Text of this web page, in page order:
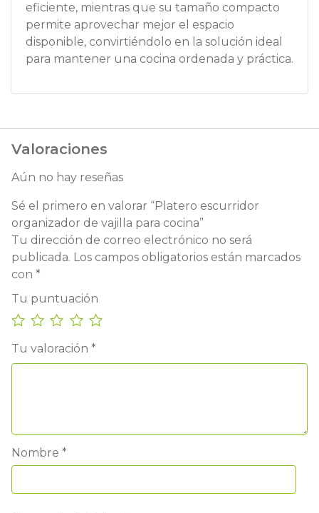
eficiente, mientras que su tamaño compacto
permite aprovechar mejor el espacio
disponible, convirtiéndolo en la solución ideal
para mantener una cocina ordenada y práctica.
Valoraciones
Aún no hay reseñas
Sé el primero en valorar “Platero escurridor
organizador de vajilla para cocina”
Tu dirección de correo electrónico no será
publicada. Los campos obligatorios están marcados
con *
Tu puntuación
Tu valoración *
Nombre *